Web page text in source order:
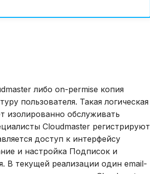
либо on-permise копия
пользователя. Такая логическая
изолированно обслуживать
Cloudmaster регистрируют
доступ к интерфейсу
и настройка Подписок и
В текущей реализации один email-